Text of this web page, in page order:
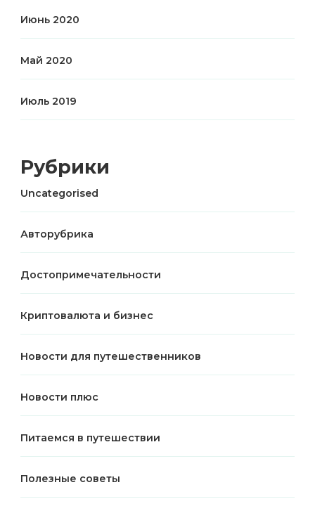
Июнь 2020
Май 2020
Июль 2019
Рубрики
Uncategorised
Авторубрика
Достопримечательности
Криптовалюта и бизнес
Новости для путешественников
Новости плюс
Питаемся в путешествии
Полезные советы